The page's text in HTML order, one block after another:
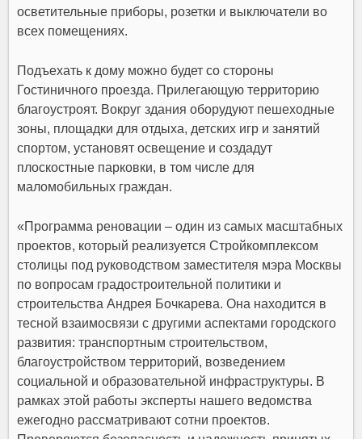
осветительные приборы, розетки и выключатели во
всех помещениях.
Подъехать к дому можно будет со стороны
Гостиничного проезда. Прилегающую территорию
благоустроят. Вокруг здания оборудуют пешеходные
зоны, площадки для отдыха, детских игр и занятий
спортом, установят освещение и создадут
плоскостные парковки, в том числе для
маломобильных граждан.
«Программа реновации – один из самых масштабных
проектов, который реализуется Стройкомплексом
столицы под руководством заместителя мэра Москвы
по вопросам градостроительной политики и
строительства Андрея Бочкарева. Она находится в
тесной взаимосвязи с другими аспектами городского
развития: транспортным строительством,
благоустройством территорий, возведением
социальной и образовательной инфраструктуры. В
рамках этой работы эксперты нашего ведомства
ежегодно рассматривают сотни проектов.